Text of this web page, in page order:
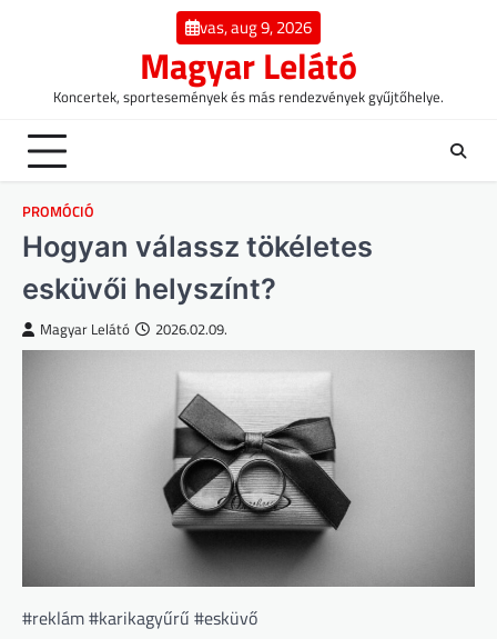
vas, aug 9, 2026
Magyar Lelátó
Koncertek, sportesemények és más rendezvények gyűjtőhelye.
PROMÓCIÓ
Hogyan válassz tökéletes
esküvői helyszínt?
Magyar Lelátó 2026.02.09.
#reklám #karikagyűrű #esküvő